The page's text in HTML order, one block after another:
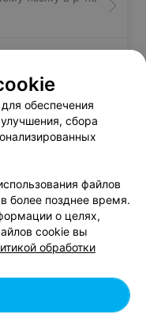
район в
обеспечения
сбора
файлов
более позднее время.
о целях,
cookie вы
обработки